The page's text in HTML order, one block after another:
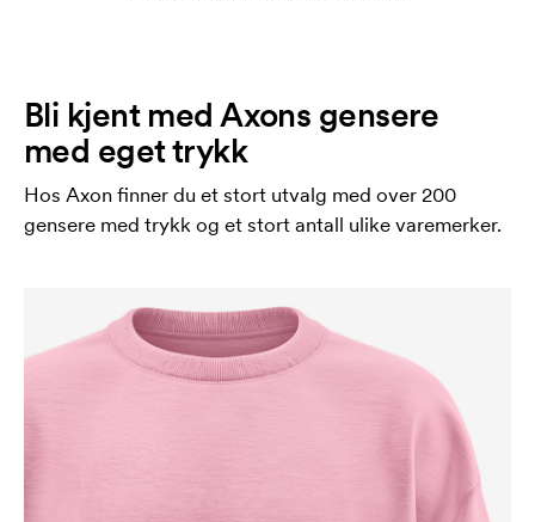
Bli kjent med Axons gensere
med eget trykk
Hos Axon finner du et stort utvalg med over 200
gensere med trykk og et stort antall ulike varemerker.